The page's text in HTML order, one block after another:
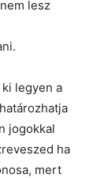
lesz
legyen a
jogokkal
ha
mert